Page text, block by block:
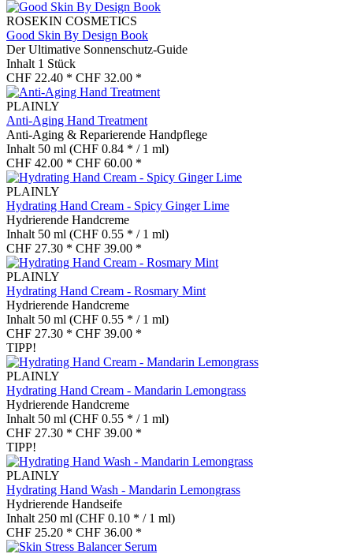
ROSEKIN COSMETICS
Good Skin By Design Book
Der Ultimative Sonnenschutz-Guide
Inhalt 1 Stück
CHF 22.40 * CHF 32.00 *
PLAINLY
Anti-Aging Hand Treatment
Anti-Aging & Reparierende Handpflege
Inhalt 50 ml (CHF 0.84 * / 1 ml)
CHF 42.00 * CHF 60.00 *
PLAINLY
Hydrating Hand Cream - Spicy Ginger Lime
Hydrierende Handcreme
Inhalt 50 ml (CHF 0.55 * / 1 ml)
CHF 27.30 * CHF 39.00 *
PLAINLY
Hydrating Hand Cream - Rosmary Mint
Hydrierende Handcreme
Inhalt 50 ml (CHF 0.55 * / 1 ml)
CHF 27.30 * CHF 39.00 *
TIPP!
PLAINLY
Hydrating Hand Cream - Mandarin Lemongrass
Hydrierende Handcreme
Inhalt 50 ml (CHF 0.55 * / 1 ml)
CHF 27.30 * CHF 39.00 *
TIPP!
PLAINLY
Hydrating Hand Wash - Mandarin Lemongrass
Hydrierende Handseife
Inhalt 250 ml (CHF 0.10 * / 1 ml)
CHF 25.20 * CHF 36.00 *